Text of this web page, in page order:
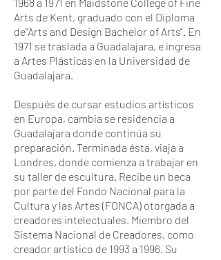
Arts de Kent, graduado con el Diploma
de"Arts and Design Bachelor of Arts". En
1971 se traslada a Guadalajara, e ingresa
a Artes Plásticas en la Universidad de
Guadalajara.
Después de cursar estudios artísticos
en Europa, cambia se residencia a
Guadalajara donde continúa su
preparación. Terminada ésta, viaja a
Londres, donde comienza a trabajar en
su taller de escultura. Recibe un beca
por parte del Fondo Nacional para la
Cultura y las Artes (FONCA) otorgada a
creadores intelectuales. Miembro del
Sistema Nacional de Creadores, como
creador artístico de 1993 a 1996. Su